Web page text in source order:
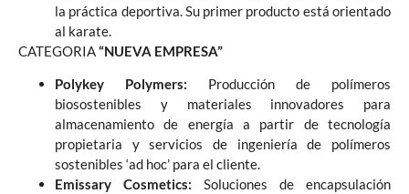
la práctica deportiva. Su primer producto está orientado
al karate.
CATEGORIA“NUEVA EMPRESA”
Polykey Polymers: Producción de polímeros
biosostenibles y materiales innovadores para
almacenamiento de energía a partir de tecnología
propietaria y servicios de ingeniería de polímeros
sostenibles ‘ad hoc’ para el cliente.
Emissary Cosmetics: Soluciones de encapsulación